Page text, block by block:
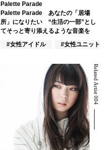
Palette Parade
Palette Parade あなたの「居場
所」になりたい “生活の一部”とし
てそっと寄り添えるような音楽を
#女性アイドル
#女性ユニット
Related Artist 004